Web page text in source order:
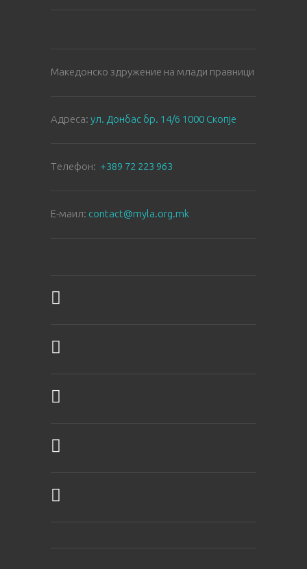
Македонско здружение на млади правници
Aдреса: ул. Донбас бр. 14/6 1000 Скопје
Tелефон: +389 72 223 963
E-маил: contact@myla.org.mk